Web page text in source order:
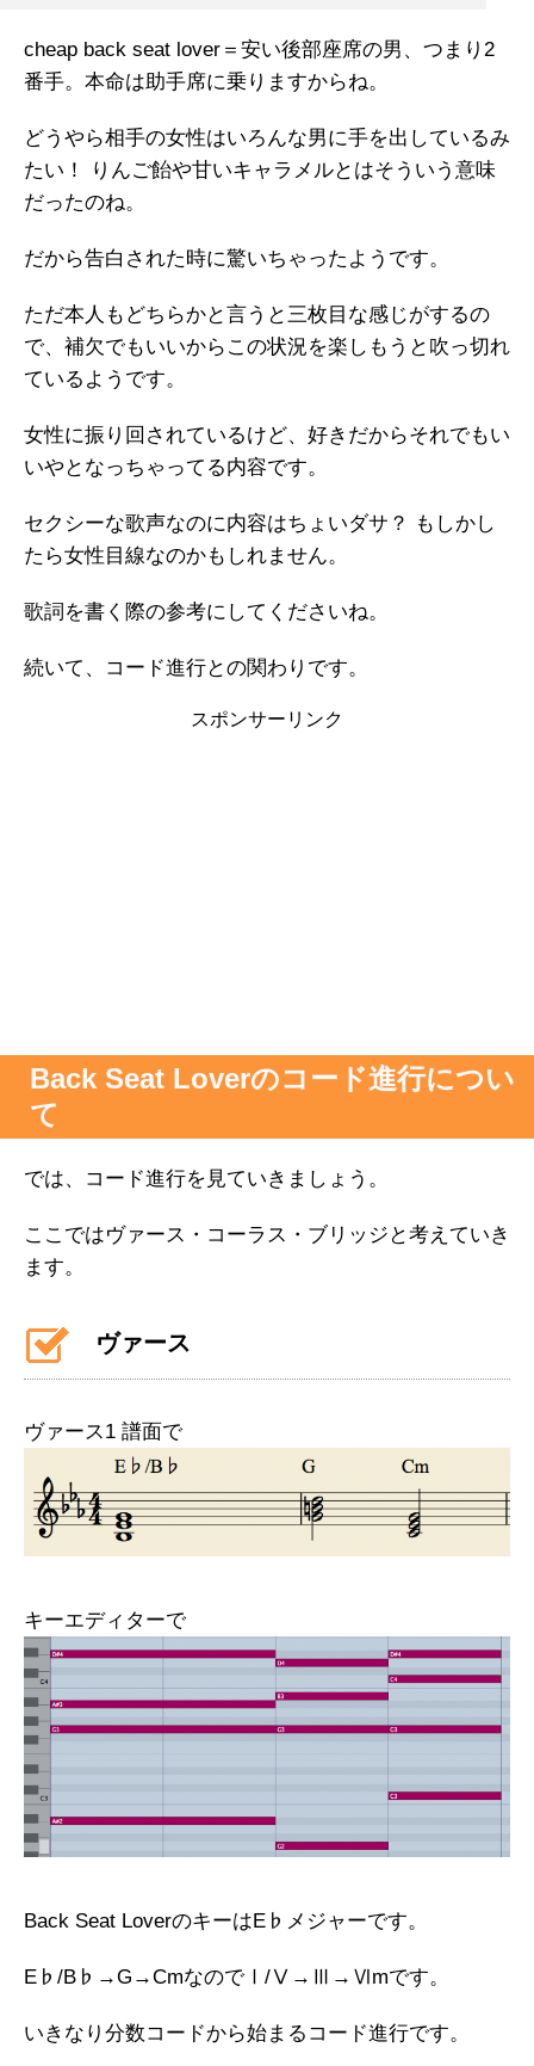
cheap back seat lover＝安い後部座席の男、つまり2
番手。本命は助手席に乗りますからね。
どうやら相手の女性はいろんな男に手を出しているみ
たい！ りんご飴や甘いキャラメルとはそういう意味
だったのね。
だから告白された時に驚いちゃったようです。
ただ本人もどちらかと言うと三枚目な感じがするの
で、補欠でもいいからこの状況を楽しもうと吹っ切れ
ているようです。
女性に振り回されているけど、好きだからそれでもい
いやとなっちゃってる内容です。
セクシーな歌声なのに内容はちょいダサ？ もしかし
たら女性目線なのかもしれません。
歌詞を書く際の参考にしてくださいね。
続いて、コード進行との関わりです。
スポンサーリンク
Back Seat Loverのコード進行につい
て
では、コード進行を見ていきましょう。
ここではヴァース・コーラス・ブリッジと考えていき
ます。
ヴァース
ヴァース1 譜面で
キーエディターで
Back Seat LoverのキーはE♭メジャーです。
E♭/B♭→G→CmなのでⅠ/Ⅴ→Ⅲ→Ⅵmです。
いきなり分数コードから始まるコード進行です。